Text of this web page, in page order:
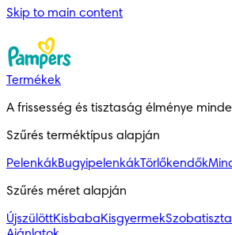
Skip to main content
Termékek
A frissesség és tisztaság élménye
Szűrés terméktípus alapján
PelenkákBugyipelenkákTörlőkendők
Szűrés méret alapján
ÚjszülöttKisbabaKisgyermek